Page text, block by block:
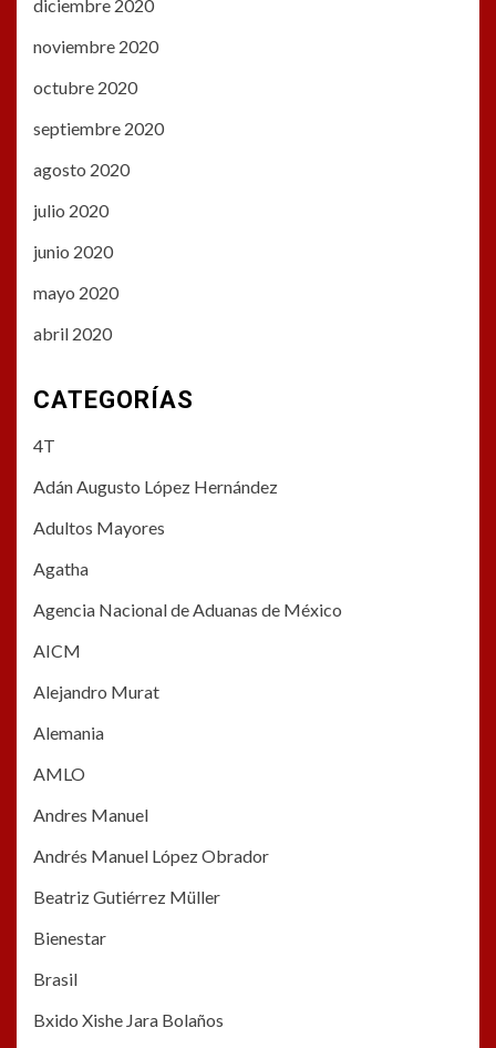
diciembre 2020
noviembre 2020
octubre 2020
septiembre 2020
agosto 2020
julio 2020
junio 2020
mayo 2020
abril 2020
CATEGORÍAS
4T
Adán Augusto López Hernández
Adultos Mayores
Agatha
Agencia Nacional de Aduanas de México
AICM
Alejandro Murat
Alemania
AMLO
Andres Manuel
Andrés Manuel López Obrador
Beatriz Gutiérrez Müller
Bienestar
Brasil
Bxido Xishe Jara Bolaños